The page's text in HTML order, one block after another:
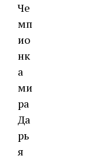
Че
мп
ио
нк
а
ми
ра
Да
рь
я